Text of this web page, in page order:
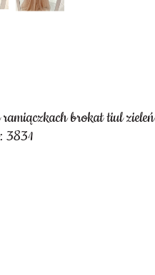
brokat tiul zieleń
3831